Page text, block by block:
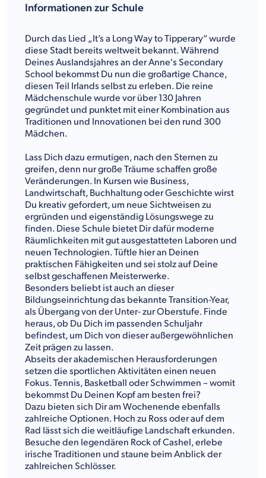
Informationen zur Schule
Durch das Lied „It’s a Long Way to Tipperary“ wurde
diese Stadt bereits weltweit bekannt. Während
Deines Auslandsjahres an der Anne's Secondary
School bekommst Du nun die großartige Chance,
diesen Teil Irlands selbst zu erleben. Die reine
Mädchenschule wurde vor über 130 Jahren
gegründet und punktet mit einer Kombination aus
Traditionen und Innovationen bei den rund 300
Mädchen.
Lass Dich dazu ermutigen, nach den Sternen zu
greifen, denn nur große Träume schaffen große
Veränderungen. In Kursen wie Business,
Landwirtschaft, Buchhaltung oder Geschichte wirst
Du kreativ gefordert, um neue Sichtweisen zu
ergründen und eigenständig Lösungswege zu
finden. Diese Schule bietet Dir dafür moderne
Räumlichkeiten mit gut ausgestatteten Laboren und
neuen Technologien. Tüftle hier an Deinen
praktischen Fähigkeiten und sei stolz auf Deine
selbst geschaffenen Meisterwerke.
Besonders beliebt ist auch an dieser
Bildungseinrichtung das bekannte Transition-Year,
als Übergang von der Unter- zur Oberstufe. Finde
heraus, ob Du Dich im passenden Schuljahr
befindest, um Dich von dieser außergewöhnlichen
Zeit prägen zu lassen.
Abseits der akademischen Herausforderungen
setzen die sportlichen Aktivitäten einen neuen
Fokus. Tennis, Basketball oder Schwimmen – womit
bekommst Du Deinen Kopf am besten frei?
Dazu bieten sich Dir am Wochenende ebenfalls
zahlreiche Optionen. Hoch zu Ross oder auf dem
Rad lässt sich die weitläufige Landschaft erkunden.
Besuche den legendären Rock of Cashel, erlebe
irische Traditionen und staune beim Anblick der
zahlreichen Schlösser.